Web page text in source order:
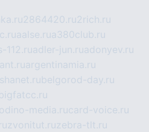
2864420.ru2rich.ru
aalse.rua380club.ru
112.ruadler-jun.ruadonyev.ru
argentinamia.ru
belgorod-day.ru
bigfatcc.ru
media.rucard-voice.ru
zvonitut.ruzebra-tlt.ru